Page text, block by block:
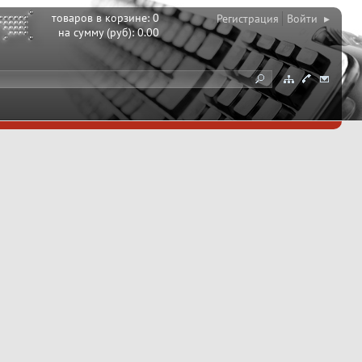
товаров в корзине:0
на сумму (руб):0.00
Регистрация Войти ▸